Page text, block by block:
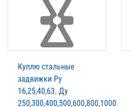
Куплю стальные
задвижки Ру
16,25,40,63. Ду
250,300,400,500,600,800,1000